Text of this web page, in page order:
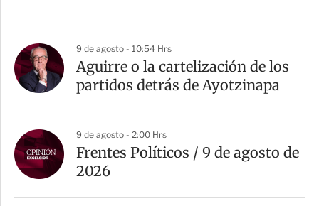
9 de agosto - 10:54 Hrs
Aguirre o la cartelización de los
partidos detrás de Ayotzinapa
9 de agosto - 2:00 Hrs
Frentes Políticos / 9 de agosto de
2026